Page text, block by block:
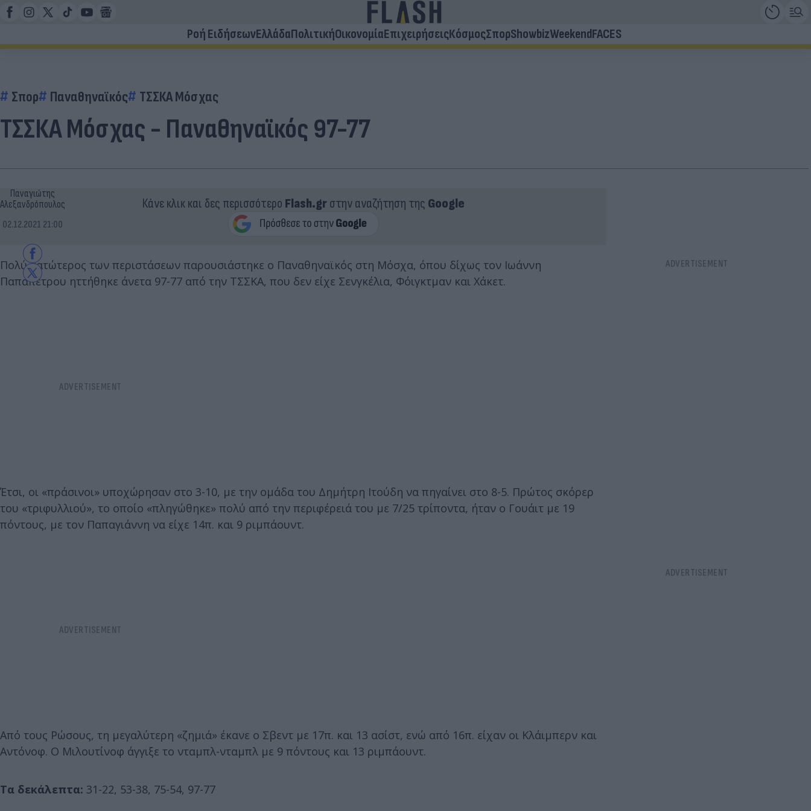
Ροή ΕιδήσεωνΕλλάδαΠολιτικήΟικονομίαΕπιχειρήσειςΚόσμοςΣπορShowbizWeekendFACES
Σπορ Παναθηναϊκός ΤΣΣΚΑ Μόσχας
ΤΣΣΚΑ Μόσχας - Παναθηναϊκός 97-77
Παναγιώτης
Αλεξανδρόπουλος
02.12.2021 21:00
Κάνε κλικ και δες περισσότερο Flash.grστην αναζήτηση της Google
Πολύ κατώτερος των περιστάσεων παρουσιάστηκε ο Παναθηναϊκός στη Μόσχα, όπου δίχως τον Ιωάννη
Παπαπέτρου ηττήθηκε άνετα 97-77 από την ΤΣΣΚΑ, που δεν είχε Σενγκέλια, Φόιγκτμαν και Χάκετ.
Έτσι, οι «πράσινοι» υποχώρησαν στο 3-10, με την ομάδα του Δημήτρη Ιτούδη να πηγαίνει στο 8-5. Πρώτος σκόρερ
του «τριφυλλιού», το οποίο «πληγώθηκε» πολύ από την περιφέρειά του με 7/25 τρίποντα, ήταν ο Γουάιτ με 19
πόντους, με τον Παπαγιάννη να είχε 14π. και 9 ριμπάουντ.
Από τους Ρώσους, τη μεγαλύτερη «ζημιά» έκανε ο Σβεντ με 17π. και 13 ασίστ, ενώ από 16π. είχαν οι Κλάιμπερν και
Αντόνοφ. Ο Μιλουτίνοφ άγγιξε το νταμπλ-νταμπλ με 9 πόντους και 13 ριμπάουντ.
Τα δεκάλεπτα: 31-22, 53-38, 75-54, 97-77